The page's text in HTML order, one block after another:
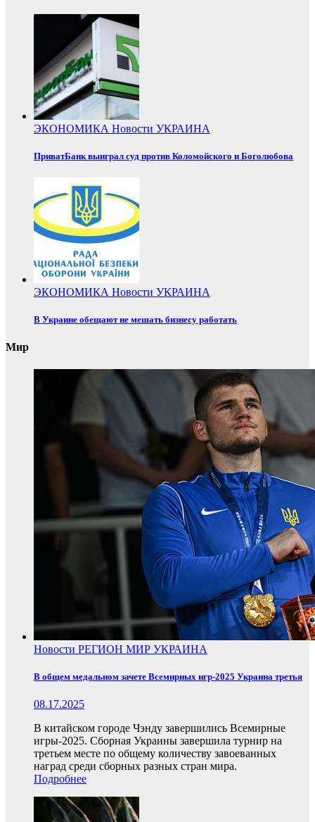
ЭКОНОМИКА Новости УКРАИНА
ПриватБанк выиграл суд против Коломойского и Боголюбова
ЭКОНОМИКА Новости УКРАИНА
В Украине обещают не мешать бизнесу работать
Мир
Новости РЕГИОН МИР УКРАИНА
В общем медальном зачете Всемирных игр-2025 Украина третья
08.17.2025
В китайском городе Чэнду завершились Всемирные
игры-2025. Сборная Украины завершила турнир на
третьем месте по общему количеству завоеванных
наград среди сборных разных стран мира.
Подробнее